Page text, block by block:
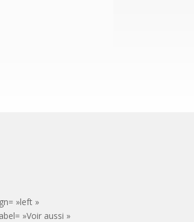
»left »
»Voir aussi »